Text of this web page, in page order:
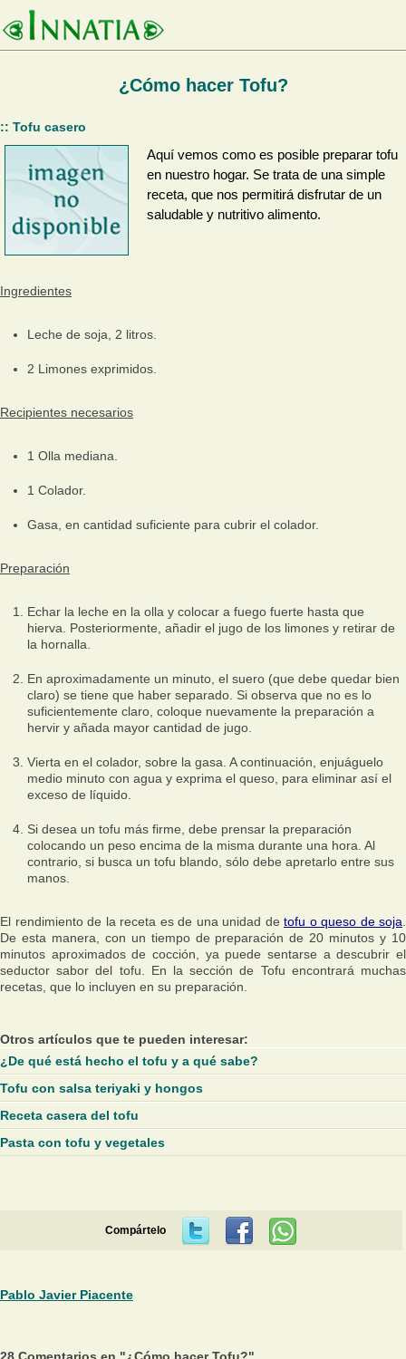
¿Cómo hacer Tofu?
:: Tofu casero
Aquí vemos como es posible preparar tofu
en nuestro hogar. Se trata de una simple
receta, que nos permitirá disfrutar de un
saludable y nutritivo alimento.
Ingredientes
Leche de soja, 2 litros.
2 Limones exprimidos.
Recipientes necesarios
1 Olla mediana.
1 Colador.
Gasa, en cantidad suficiente para cubrir el colador.
Preparación
Echar la leche en la olla y colocar a fuego fuerte hasta que
hierva. Posteriormente, añadir el jugo de los limones y retirar de
la hornalla.
En aproximadamente un minuto, el suero (que debe quedar bien
claro) se tiene que haber separado. Si observa que no es lo
suficientemente claro, coloque nuevamente la preparación a
hervir y añada mayor cantidad de jugo.
Vierta en el colador, sobre la gasa. A continuación, enjuáguelo
medio minuto con agua y exprima el queso, para eliminar así el
exceso de líquido.
Si desea un tofu más firme, debe prensar la preparación
colocando un peso encima de la misma durante una hora. Al
contrario, si busca un tofu blando, sólo debe apretarlo entre sus
manos.
El rendimiento de la receta es de una unidad de tofu o queso de soja
De esta manera, con un tiempo de preparación de 20 minutos y 10
minutos aproximados de cocción, ya puede sentarse a descubrir el
seductor sabor del tofu. En la sección de Tofu encontrará muchas
recetas, que lo incluyen en su preparación.
Otros artículos que te pueden interesar:
¿De qué está hecho el tofu y a qué sabe?
Tofu con salsa teriyaki y hongos
Receta casera del tofu
Pasta con tofu y vegetales
Compártelo
Pablo Javier Piacente